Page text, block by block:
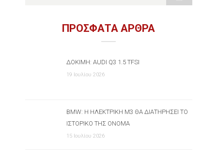
ΠΡΟΣΦΑΤΑ ΑΡΘΡΑ
ΔΟΚΙΜΉ: AUDI Q3 1.5 TFSI
19 Ιουλίου 2026
BMW: Η ΗΛΕΚΤΡΙΚΉ M3 ΘΑ ΔΙΑΤΗΡΉΣΕΙ ΤΟ
ΙΣΤΟΡΙΚΌ ΤΗΣ ΌΝΟΜΑ
15 Ιουλίου 2026